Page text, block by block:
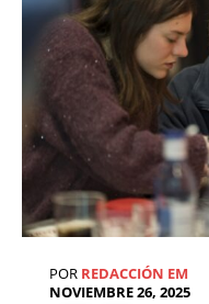
POR REDACCIÓN EM
NOVIEMBRE 26, 2025